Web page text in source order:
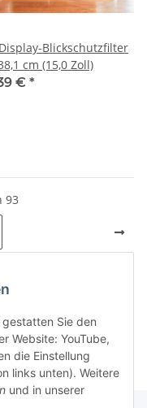
gestatten Sie den
Website: YouTube,
die Einstellung
links unten). Weitere
und in unserer
Blickschutzfilter
cm (15,0 Zoll)
€ *
93